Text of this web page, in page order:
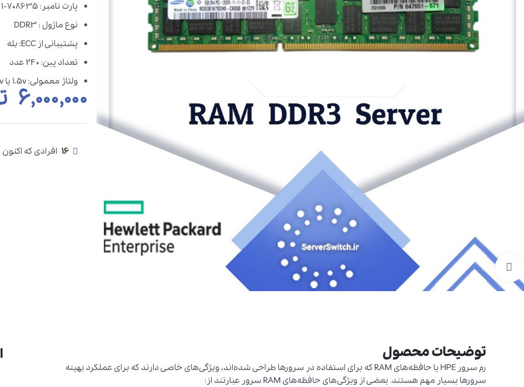
برای بزرگنمایی کلیک کنید
پارت نامبر: 708635-B21
نوع ماژول : DDR3
پشتیبانی از ECC: بله
تعداد پین: 240 عدد
ولتاژ معمولی: 1.5v یا 1.35v در سری های L
۶,۰۰۰,۰۰۰
16 افرادی که
توضیحات محصول
رم سرور HPE یا حافظه‌های RAM که برای استفاده در سرورها طراحی شده‌اند، ویژگی‌های خاصی دارند که برای عملکرد بهینه
سرورها بسیار مهم هستند. بعضی از ویژگی‌های حافظه‌های RAM سرور عبارتند از: